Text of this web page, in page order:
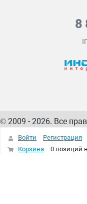
8
© 2009 - 2026. Все
информация на сайте
интернет-магазина
Войти
Регистрация
Корзина
0 позиций